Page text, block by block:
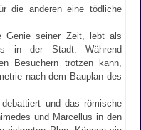
die anderen eine tödliche
Genie seiner Zeit, lebt als
in der Stadt. Während
Besuchern trotzen kann,
nach dem Bauplan des
und das römische
und Marcellus in den